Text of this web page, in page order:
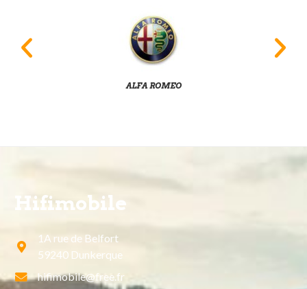
ALFA ROMEO
Hifimobile
1A rue de Belfort
59240 Dunkerque
hifimobile@free.fr